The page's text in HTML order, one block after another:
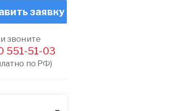
заявку
звоните
551-51-03
по РФ)